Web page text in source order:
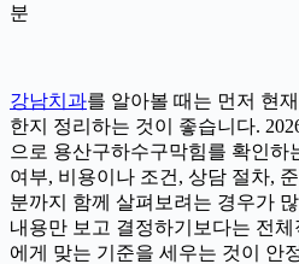
분
강남치과를 알아볼 때는 먼저 현
한지 정리하는 것이 좋습니다.
으로 용산구하수구막힘를 확인하
여부, 비용이나 조건, 상담 절차,
분까지 함께 살펴보려는 경우가
내용만 보고 결정하기보다는 전
에게 맞는 기준을 세우는 것이 안